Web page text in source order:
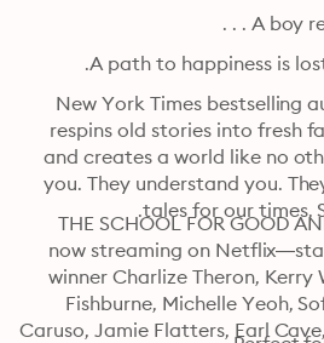
A boy
A path to happiness is
and creates a world like no other. These stories know
you. They understand you. They reflect you. They are
tales for our times.
Caruso, Jamie Flatters, Earl Cave, Kit Young, and many